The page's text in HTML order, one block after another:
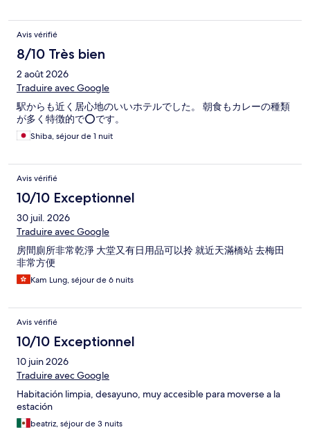
Avis vérifié
8/10 Très bien
2 août 2026
Traduire avec Google
駅からも近く居心地のいいホテルでした。 朝食もカレーの種類
が多く特徴的で⭕️です。
Shiba, séjour de 1 nuit
Avis vérifié
10/10 Exceptionnel
30 juil. 2026
Traduire avec Google
房間廁所非常乾淨 大堂又有日用品可以拎 就近天滿橋站 去梅田
非常方便
Kam Lung, séjour de 6 nuits
Avis vérifié
10/10 Exceptionnel
10 juin 2026
Traduire avec Google
Habitación limpia, desayuno, muy accesible para moverse a la
estación
beatriz, séjour de 3 nuits